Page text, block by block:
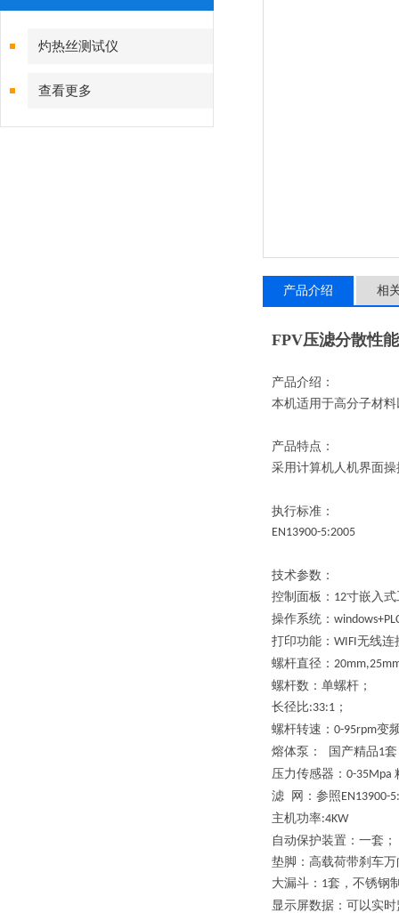
灼热丝测试仪
查看更多
产品介绍 相
FPV压滤分散性
产品介绍：
本机适用于高分子材
产品特点：
采用计算机人机界面
执行标准：
EN13900-5:2005
技术参数：
控制面板： 12寸嵌入
操作系统：
打印功能： WIFI无线连
螺杆直径：
螺杆数：单螺杆；
长径比:33:1 ；
螺杆转速： 0-95rpm变
熔体泵：
国产精品1套
压力传感器： 0-35Mpa
滤
网：参照EN13900-
主机功率:4KW
自动保护装置：一套；
垫脚：高载荷带刹车
大漏斗： 1套，不锈钢
显示屏数据：可以实